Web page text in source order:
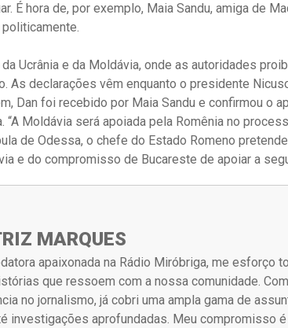
É hora de, por exemplo, Maia Sandu, amiga de
politicamente.
Ucrânia e da Moldávia, onde as autoridades
As declarações vêm enquanto o presidente
Dan foi recebido por Maia Sandu e confirmou o
“A Moldávia será apoiada pela Romênia no
de Odessa, o chefe do Estado Romeno
e do compromisso de Bucareste de apoiar a
MARQUES
apaixonada na Rádio Miróbriga, me esforço
que ressoem com a nossa comunidade.
no jornalismo, já cobri uma ampla gama de
investigações aprofundadas. Meu compromisso